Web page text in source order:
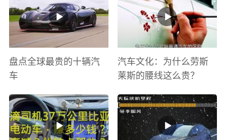
盘点全球最贵的十辆汽
车
汽车文化：为什么劳斯
莱斯的腰线这么贵？